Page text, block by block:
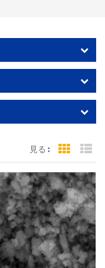
見る : Grid